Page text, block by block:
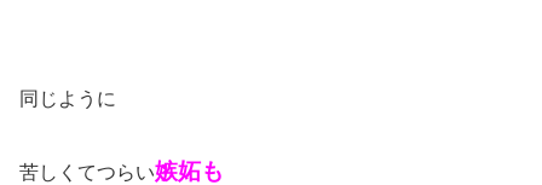
同じように
苦しくてつらい嫉妬も